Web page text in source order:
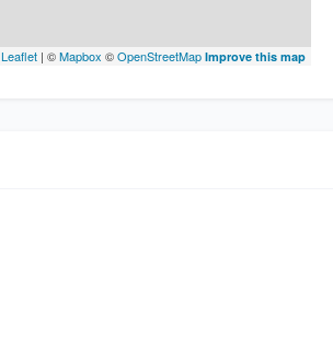
Leaflet | ©Mapbox ©OpenStreetMap Improve this map